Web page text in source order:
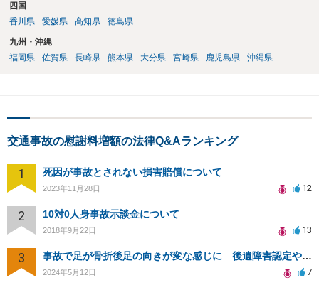
四国
香川県
愛媛県 高知県 徳島県
九州・沖縄
福岡県
佐賀県 長崎県 熊本県 大分県 宮崎県 鹿児島県 沖縄県
交通事故の慰謝料増額の法律Q&Aランキング
1 死因が事故とされない損害賠償について
2023年11月28日 12
2 10対0人身事故示談金について
2018年9月22日 13
3 事故で足が骨折後足の向きが変な感じに 後遺障害認定や慰謝料増額できるか
2024年5月12日 7